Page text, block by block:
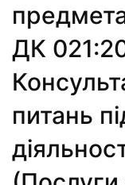
ДК
питань